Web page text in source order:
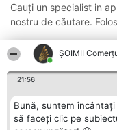
ȘOIMII
21:56
Bună, suntem
să faceți clic pe
Cauți un specialist in
nostru de căutare.